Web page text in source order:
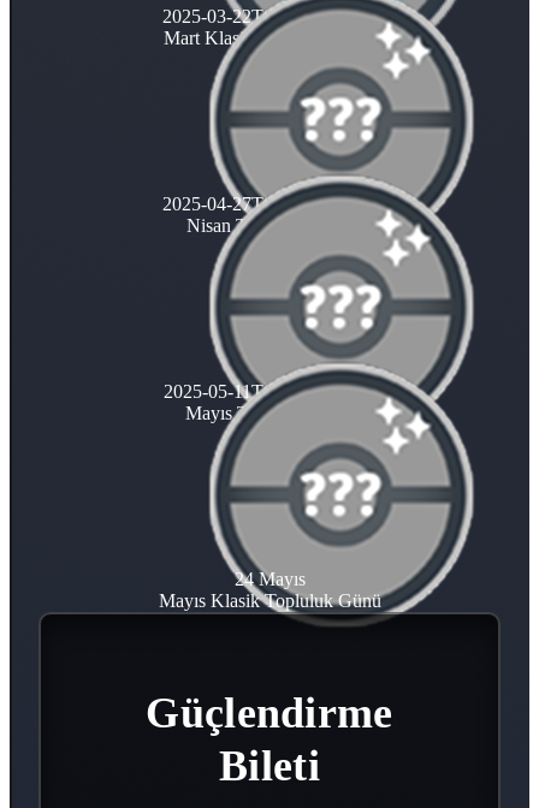
2025-03-22T00:00:00.000Z
Mart Klasik Topluluk Günü
2025-04-27T00:00:00.000Z
Nisan Topluluk Günü
2025-05-11T00:00:00.000Z
Mayıs Topluluk Günü
24 Mayıs
Mayıs Klasik Topluluk Günü
Güçlendirme
Bileti